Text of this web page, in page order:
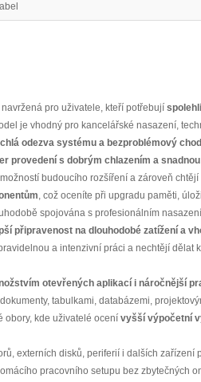
navržená pro uživatele, kteří potřebují
je vhodný pro kancelářské nasazení,
odezva systému a bezproblémový
provedení s dobrým chlazením a
budoucího rozšíření a zároveň
, což oceníte při upgradu paměti,
spojována s profesionálním
připravenost na dlouhodobé zatížení a
a intenzivní práci a nechtějí dělat
otevřených aplikací i náročnější
tabulkami, databázemi,
obory, kde uživatelé ocení vyšší výpočetní
externích disků, periferií i dalších zařízení
pracovního setupu bez zbytečných